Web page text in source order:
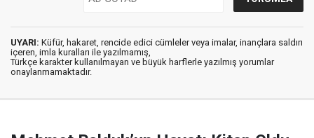
UYARI: Küfür, hakaret, rencide edici cümleler veya imalar, inançlara saldırı
içeren, imla kuralları ile yazılmamış,
Türkçe karakter kullanılmayan ve büyük harflerle yazılmış yorumlar
onaylanmamaktadır.